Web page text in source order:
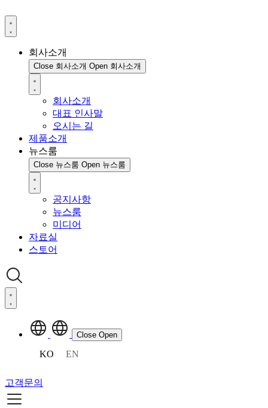
회사소개
Close 회사소개 Open 회사소개
회사소개
대표 인사말
오시는 길
제품소개
뉴스룸
Close 뉴스룸 Open 뉴스룸
공지사항
뉴스룸
미디어
자료실
스토어
Close Open
KO EN
고객문의